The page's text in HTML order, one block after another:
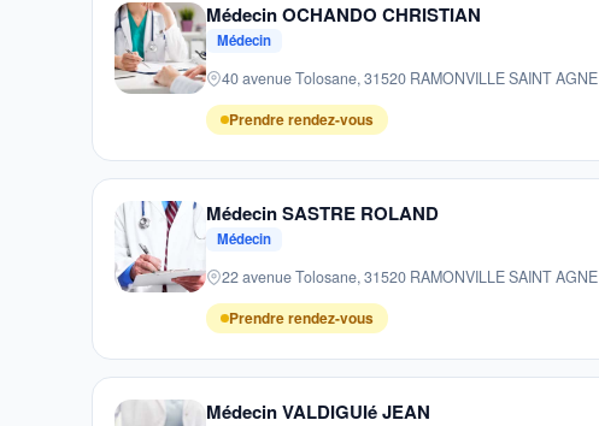
Médecin OCHANDO CHRISTIAN
Médecin
40 avenue Tolosane, 31520 RAMONVILLE SAINT AGNE
Prendre rendez-vous
Médecin SASTRE ROLAND
Médecin
22 avenue Tolosane, 31520 RAMONVILLE SAINT AGNE
Prendre rendez-vous
Médecin VALDIGUIé JEAN